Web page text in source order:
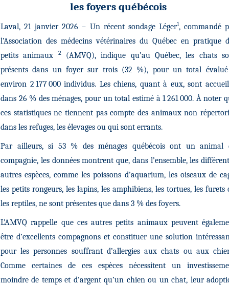
les foyers québécois
Laval, 21 janvier 2026 – Un récent sondage Léger1, commandé
l’Association des médecins vétérinaires du Québec en pratique
petits animaux
2(AMVQ), indique qu’au Québec, les chats
présents dans un foyer sur trois (32 %), pour un total
environ 2 177 000 individus. Les chiens, quant à eux, sont
dans 26 % des ménages, pour un total estimé à 1 261 000. À noter
ces statistiques ne tiennent pas compte des animaux non
dans les refuges, les élevages ou qui sont errants.
Par ailleurs, si 53 % des ménages québécois ont un animal
compagnie, les données montrent que, dans l’ensemble, les
autres espèces, comme les poissons d’aquarium, les oiseaux de
les petits rongeurs, les lapins, les amphibiens, les tortues, les furets
les reptiles, ne sont présentes que dans 3 % des foyers.
L’AMVQ rappelle que ces autres petits animaux peuvent
être d’excellents compagnons et constituer une solution
pour les personnes souffrant d’allergies aux chats ou aux
Comme certaines de ces espèces nécessitent un
moindre de temps et d’argent qu’un chien ou un chat, leur